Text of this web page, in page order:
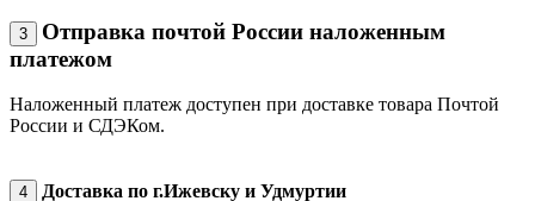
3
Отправка почтой России наложенным
платежом
Наложенный платеж доступен при доставке товара Почтой
России и СДЭКом.
4 Доставка по г.Ижевску и Удмуртии